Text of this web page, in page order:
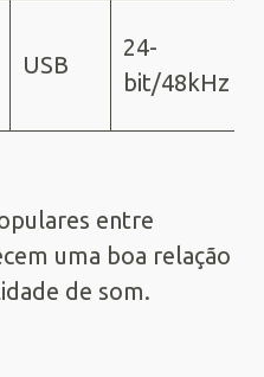
USB
24-
bit/48kHz
entre
uma boa relação
de som.